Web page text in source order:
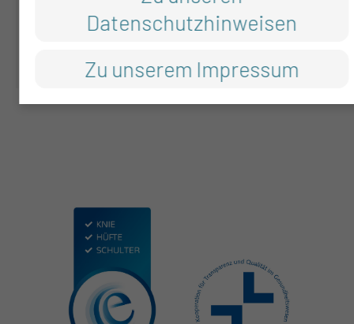
Tel.:+49 355 46 3647
Per E-Mail kontaktieren
Datenschutzhinweisen
Zu unserem Impressum